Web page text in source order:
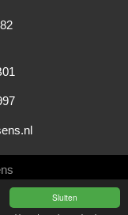
Sluiten